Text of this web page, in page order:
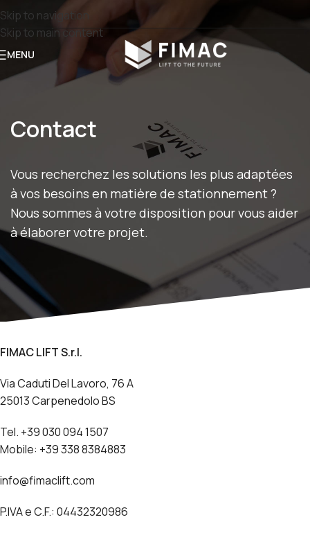
Skip to navigation
Skip to main content
MENU
Contact
Vous recherchez les solutions les plus adaptées
à vos besoins en matière de stationnement ?
Nous sommes à votre disposition pour vous aider
à élaborer votre projet.
FIMAC LIFT S.r.l.
Via Caduti Del Lavoro, 76 A
25013 Carpenedolo BS
Tel. +39 030 094 1507
Mobile: +39 338 8384883
info@fimaclift.com
P.IVA e C.F.: 04432320986